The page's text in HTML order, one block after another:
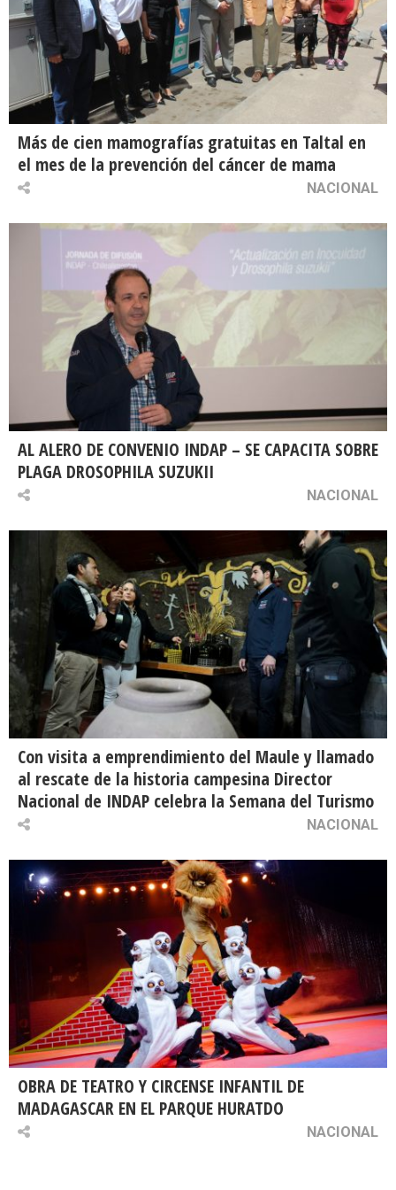
Más de cien mamografías gratuitas en Taltal en
el mes de la prevención del cáncer de mama
NACIONAL
AL ALERO DE CONVENIO INDAP – SE CAPACITA SOBRE
PLAGA DROSOPHILA SUZUKII
NACIONAL
Con visita a emprendimiento del Maule y llamado
al rescate de la historia campesina Director
Nacional de INDAP celebra la Semana del Turismo
NACIONAL
OBRA DE TEATRO Y CIRCENSE INFANTIL DE
MADAGASCAR EN EL PARQUE HURATDO
NACIONAL